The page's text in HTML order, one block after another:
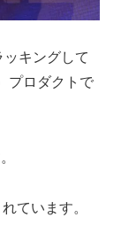
キングして
プロダクトで
ています。